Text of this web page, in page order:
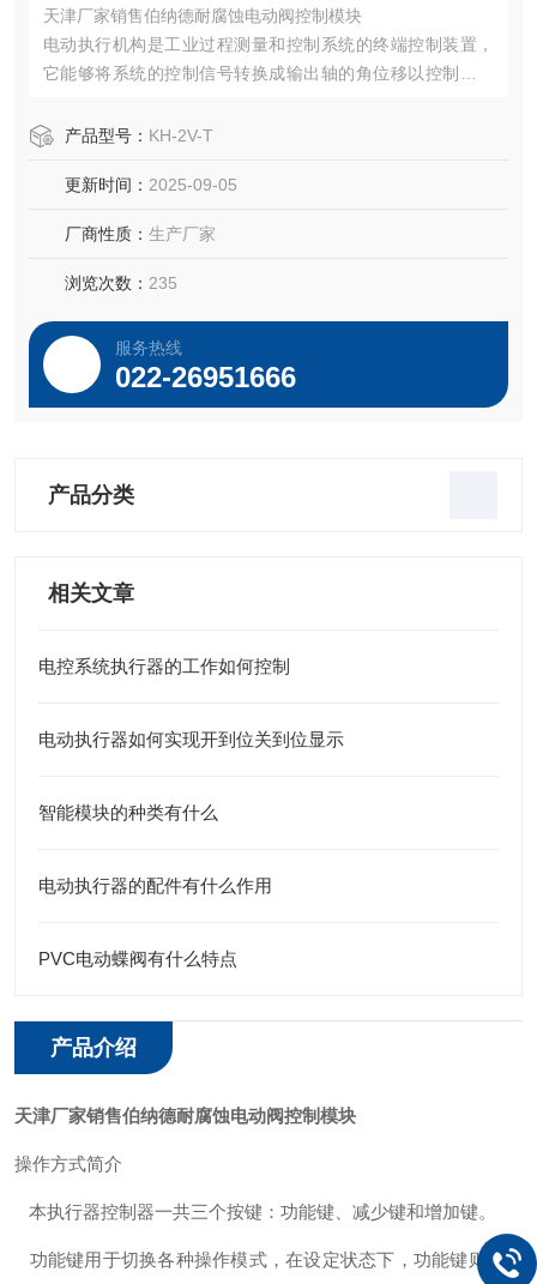
天津厂家销售伯纳德耐腐蚀电动阀控制模块
电动执行机构是工业过程测量和控制系统的终端控制装置，
它能够将系统的控制信号转换成输出轴的角位移以控制阀门
状态工作。
产品型号： KH-2V-T
更新时间： 2025-09-05
厂商性质： 生产厂家
浏览次数： 235
服务热线
022-26951666
产品分类
相关文章
电控系统执行器的工作如何控制
电动执行器如何实现开到位关到位显示
智能模块的种类有什么
电动执行器的配件有什么作用
PVC电动蝶阀有什么特点
产品介绍
天津厂家销售伯纳德耐腐蚀电动阀控制模块
操作方式简介
本执行器控制器一共三个按键：功能键、减少键和增加键。
功能键用于切换各种操作模式，在设定状态下，功能键则用于